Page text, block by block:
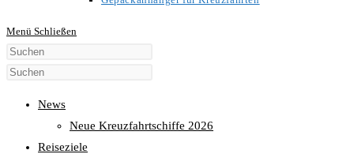
Menü Schließen
Diese
Website
News
Neue Kreuzfahrtschiffe 2026
Reiseziele